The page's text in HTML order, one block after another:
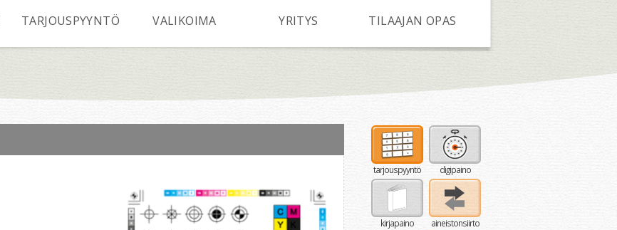
TARJOUSPYYNTÖ VALIKOIMA YRITYS TILAAJAN OPAS
tarjouspyyntö digipaino
kirjapaino aineistonsiirto